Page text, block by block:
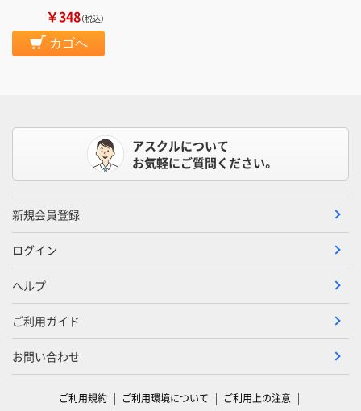
￥348（税込）
カゴへ
アスクルについて
お気軽にご質問ください。
新規会員登録
ログイン
ヘルプ
ご利用ガイド
お問い合わせ
ご利用規約 ご利用環境について ご利用上の注意